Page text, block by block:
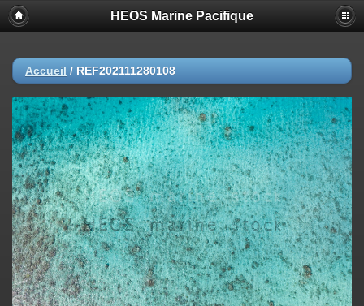
HEOS Marine Pacifique
Accueil / REF202111280108